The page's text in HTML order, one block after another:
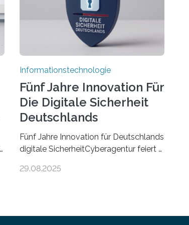
Informationstechnologie
Fünf Jahre Innovation Für
Die Digitale Sicherheit
Deutschlands
Fünf Jahre Innovation für Deutschlands
digitale SicherheitCyberagentur feiert 5.
Wissenschaft und Wirtschaft würdigen
29.08.2025